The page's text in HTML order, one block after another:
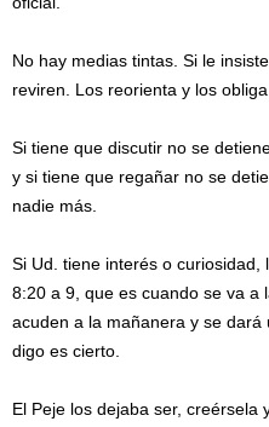
No hay medias tintas. Si le
reviren. Los reorienta y los
Si tiene que discutir no se
y si tiene que regañar no se
nadie más.
Si Ud. tiene interés o
8:20 a 9, que es cuando se va a
acuden a la mañanera y se
digo es cierto.
El Peje los dejaba ser, creérsela